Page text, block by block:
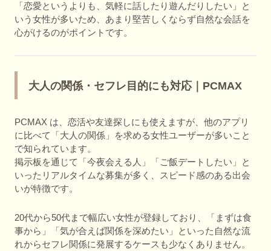
「恋愛というよりも、気軽に話したり遊んだりしたい」と
いう女性が多いため、あまり堅苦しくならず自然な会話を
心がけるのがポイントです。
大人の関係・セフレ目的にも対応｜PCMAX
PCMAX は、恋活や友達探しにも使えますが、他のアプリ
に比べて「大人の関係」を求める女性ユーザーが多いこと
で知られています。
掲示板を通じて「今夜会える人」「ご飯デートしたい」と
いったリアルタイムな募集が多く、スピード感のある出会
いが特徴です。
20代から50代まで幅広い女性が登録しており、「まずは食
事から」「気が合えば関係を深めたい」といった自然な流
れからセフレ関係に発展するケースも少なくありません。